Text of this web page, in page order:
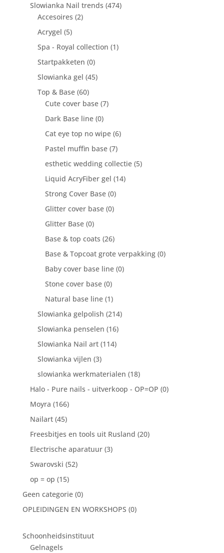
Slowianka Nail trends (474)
Accesoires (2)
Acrygel (5)
Spa - Royal collection (1)
Startpakketen (0)
Slowianka gel (45)
Top & Base (60)
Cute cover base (7)
Dark Base line (0)
Cat eye top no wipe (6)
Pastel muffin base (7)
esthetic wedding collectie (5)
Liquid AcryFiber gel (14)
Strong Cover Base (0)
Glitter cover base (0)
Glitter Base (0)
Base & top coats (26)
Base & Topcoat grote verpakking (0)
Baby cover base line (0)
Stone cover base (0)
Natural base line (1)
Slowianka gelpolish (214)
Slowianka penselen (16)
Slowianka Nail art (114)
Slowianka vijlen (3)
slowianka werkmaterialen (18)
Halo - Pure nails - uitverkoop - OP=OP (0)
Moyra (166)
Nailart (45)
Freesbitjes en tools uit Rusland (20)
Electrische aparatuur (3)
Swarovski (52)
op = op (15)
Geen categorie (0)
OPLEIDINGEN EN WORKSHOPS (0)
Schoonheidsinstituut
Gelnagels